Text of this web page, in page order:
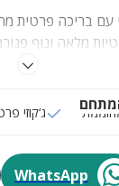
עם בריכה פרטית
מלאה ונוף
יוקרתית ומהנה
ג‘קוזי
WhatsApp